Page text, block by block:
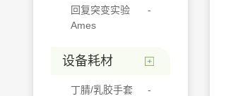
回复突变实验
Ames
设备耗材
丁腈/乳胶手套